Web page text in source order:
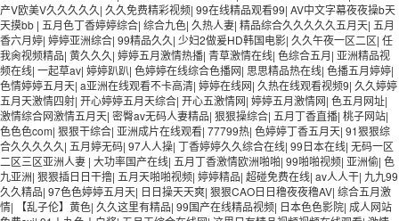
产V欧美V久久久久久| 久久免费精彩视频| 99在线精品观看99| AV中文字幕夜夜操b天
天摸bb | 五月色丁香婷婷综合| 综合九色| 久热人妻| 精品综合久久久久久五月天| 五月
香六月婷| 婷婷亚洲综合| 99精品久久| 少妇2做爰HD韩国电影| 久久午夜一区二区| 任
我肏视频精品| 黄久久久| 婷婷五月激情热播| 青草激情在线| 色综合五月| 亚洲精品视
频在线| 一起草av| 婷婷趴趴| 色婷婷在线综合色播网| 思思精品热在线| 色播五月婷婷|
色情婷婷五月天| a亚洲在线观看不卡高清| 婷婷在线网| 久热在线观看视频9| 久久婷婷
五月天激情四射| 开心婷婷五月天综合| 开心五激情网| 婷婷五月激情网| 色五月网址|
激情综合网激情五月天| 密臀av无码人妻精品| 狠狠操综合| 五月丁香直播| 桃子网站|
色色色com| 狠狠干综合| 亚洲成片在线观看| 77799热| 色婷婷丁香五月天| 91狠狠综
合久久久久久| 五月婷无码| 97人人操| 丁香婷婷久久综合在线| 99日本在线| 无码一区
二区三区亚洲人妻 | 大功率国产在线| 五月丁香激情欧洲啪啪| 99啪啪视频| 亚洲偷| 色
九亚洲| 狠狠插日日干撸| 五月天啪啪视频| 婷婷精品| 超碰免费在线| av人人干| 九九99
久久精品| 97色色婷婷五月天| 日日操天天爽| 狠狠CAO日日穞夜夜穞AV| 综合五月激
情| 【乱子伦】黄色| 久久这里有精品| 99国产在线精品视频| 日本色色影院| 成人网站